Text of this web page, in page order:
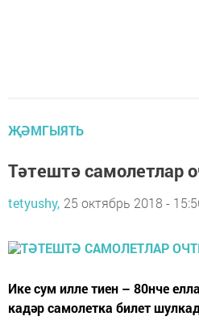
ҖӘМГЫЯТЬ
Тәтештә самолетлар
tetyushy, 25 октябрь 2018 -
Ике сум илле тиен – 80нче
кадәр самолетка билет